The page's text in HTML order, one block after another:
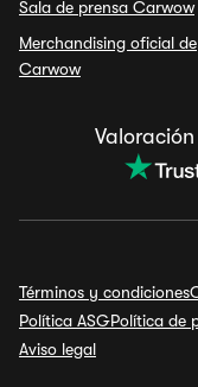
Sala de prensa Carwow
Merchandising oficial de
Carwow
Valoración
Términos y condiciones
Política ASGPolítica de
Aviso legal